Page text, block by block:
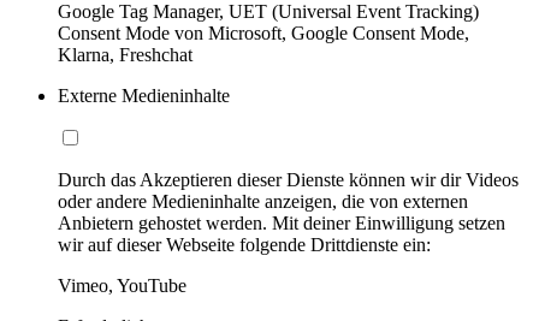
Google Tag Manager, UET (Universal Event Tracking)
Consent Mode von Microsoft, Google Consent Mode,
Klarna, Freshchat
Externe Medieninhalte
Durch das Akzeptieren dieser Dienste können wir dir Videos
oder andere Medieninhalte anzeigen, die von externen
Anbietern gehostet werden. Mit deiner Einwilligung setzen
wir auf dieser Webseite folgende Drittdienste ein:
Vimeo, YouTube